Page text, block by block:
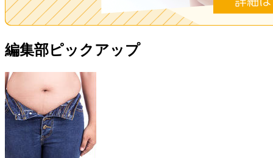
編集部ピックアップ